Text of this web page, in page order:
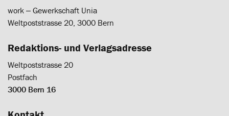
work ‒ Gewerkschaft Unia
Weltpoststrasse 20, 3000 Bern
Redaktions- und Verlagsadresse
Weltpoststrasse 20
Postfach
3000 Bern 16